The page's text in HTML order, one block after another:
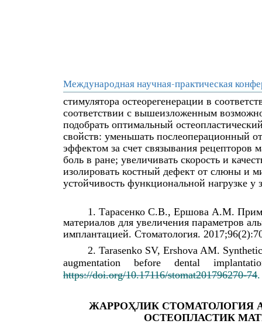
Международная научная-практическая
стимулятора остеорегенерации в
соответствии с вышеизложенным
подобрать оптимальный
свойств: уменьшать послеоперационный
эффектом за счет связывания
боль в ране; увеличивать скорость и
изолировать костный дефект от слюны и
устойчивость функциональной нагрузке
1. Тарасенко С.В., Ершова А.М.
материалов для увеличения параметров
имплантацией. Стоматология.
2. Tarasenko SV, Ershova AM.
augmentation
before dental
https://doi.org/10.17116/stomat201796270-74.
ЖАРРОҲЛИК СТОМАТОЛОГИЯ
ОСТЕОПЛАСТИК